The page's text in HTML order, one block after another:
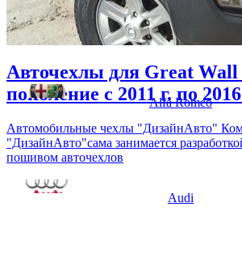
Авточехлы для Great Wall
поколение с 2011 г. по
Автомобильные чехлы "ДизайнАвто"
"ДизайнАвто"сама занимается
пошивом авточехлов
Alfa Romeo
Audi